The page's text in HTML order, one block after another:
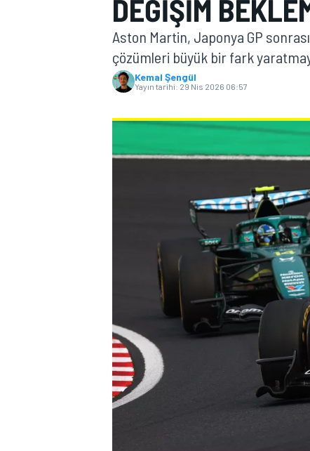
MOTOGP
WORLD SUPERBIKE
DEĞIŞIM
Aston Martin, Japonya GP
çözümleri büyük bir fark
Kemal Şengül
Yayın tarihi: 29 Nis 2026 06:57